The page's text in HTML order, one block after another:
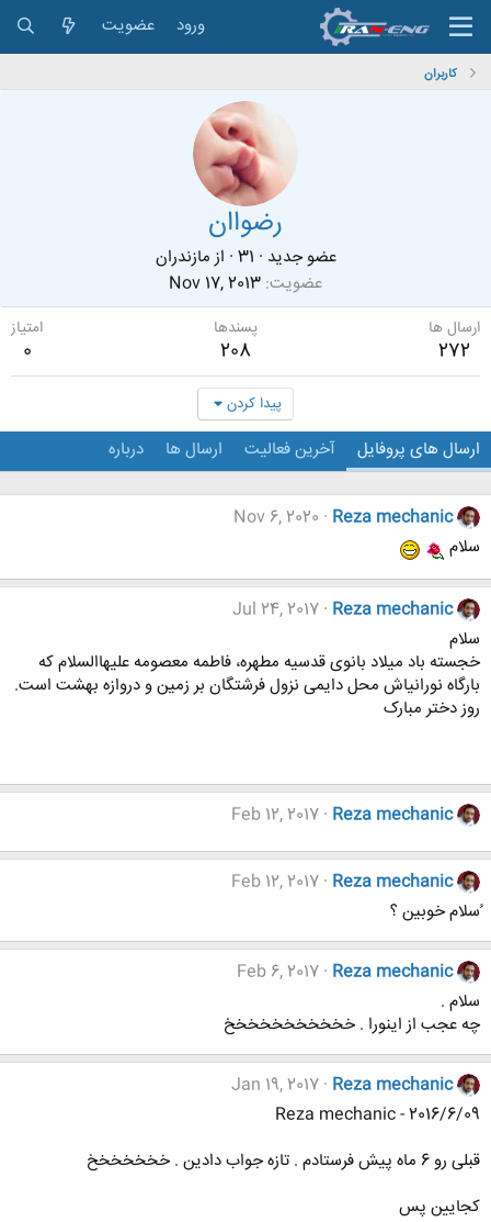
ورود عضویت
کاربران
رضواان
عضو جدید ·
· ازمازندران
عضویت Nov 17, 2013
ارسال ها
272
پسندها
208
امتیاز
0
پیدا کردن
ارسال های پروفایل آخرین فعالیت ارسال ها درباره
Reza mechanic
Nov 6, 2020
سلام
Reza mechanic
Jul 24, 2017
سلام
خجسته باد میلاد بانوی قدسیه مطهره، فاطمه معصومه علیهاالسلام که
بارگاه نورانی‏اش محل دایمی نزول فرشتگان بر زمین و دروازه بهشت است.
روز دختر مبارک
Reza mechanic
Feb 12, 2017
Reza mechanic
Feb 12, 2017
ُسلام خوبین ؟
Reza mechanic
Feb 6, 2017
سلام .
چه عجب از اینورا . خخخخخخخخخخخ
Reza mechanic
Jan 19, 2017
Reza mechanic - 2016/6/09
قبلی رو 6 ماه پیش فرستادم . تازه جواب دادین . خخخخخخخ
کجایین پس